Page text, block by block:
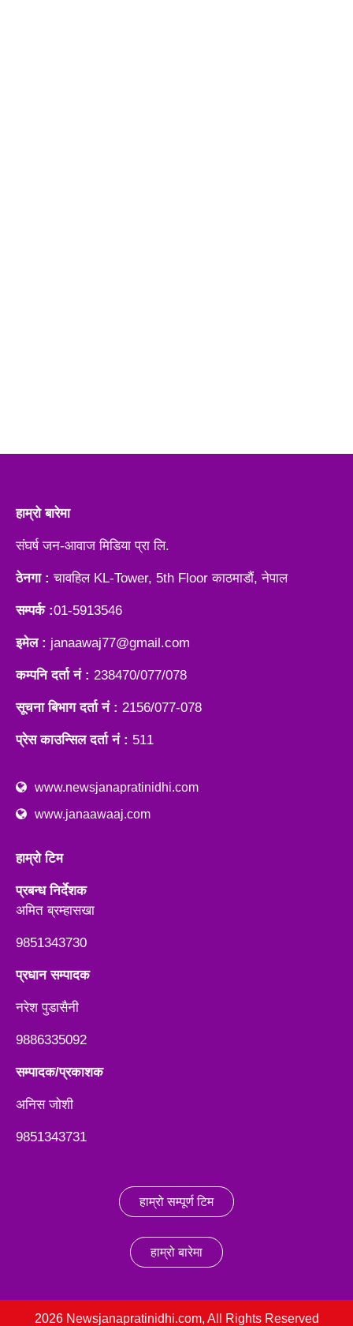
हाम्रो बारेमा
संघर्ष जन-आवाज मिडिया प्रा लि.
ठेनगा : चावहिल KL-Tower, 5th Floor काठमाडौं, नेपाल
सम्पर्क :01-5913546
इमेल : janaawaj77@gmail.com
कम्पनि दर्ता नं : 238470/077/078
सूचना बिभाग दर्ता नं : 2156/077-078
प्रेस काउन्सिल दर्ता नं : 511
www.newsjanapratinidhi.com
www.janaawaaj.com
हाम्रो टिम
प्रबन्ध निर्देशक
अमित ब्रम्हासखा
9851343730
प्रधान सम्पादक
नरेश पुडासैनी
9886335092
सम्पादक/प्रकाशक
अनिस जाेशी
9851343731
हाम्रो सम्पूर्ण टिम
हाम्रो बारेमा
2026 Newsjanapratinidhi.com, All Rights Reserved